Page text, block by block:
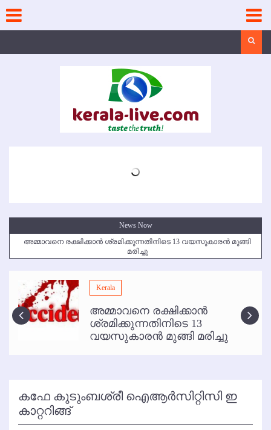
content
News Now
അമ്മാവനെ രക്ഷിക്കാന്‍ ശ്രമിക്കുന്നതിനിടെ 13 വയസുകാരന്‍ മുങ്ങി
മരിച്ചു
മമ്പുറം ആണ്ടു നേര്‍ച്ച ജൂണ്‍ 17 മുതല്‍
ഇനി രമേശ് പിഷാരടി സ്റ്റേജ് ഷോകള്‍ക്ക് ഇല്ല
കോഴിക്കോട് വിമാനത്താവളത്തില്‍ അനധികൃത പാര്‍ക്കിംഗ് പിരിവ് :
പരാതി തള്ളി
Kerala
അമ്മാവനെ രക്ഷിക്കാന്‍
ശ്രമിക്കുന്നതിനിടെ 13
വയസുകാരന്‍ മുങ്ങി മരിച്ചു
കഫേ കുടുംബശ്രീ ഐആര്‍സിറ്റിസി ഇ
കാറ്ററിങ്ങ്